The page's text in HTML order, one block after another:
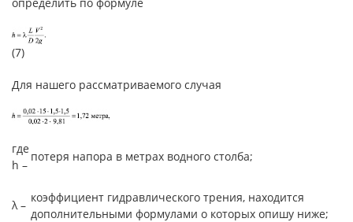
(7)
Для нашего рассматриваемого случая
где
h –
потеря напора в метрах водного столба;
λ –
коэффициент гидравлического трения, находится
дополнительными формулами о которых опишу ниже;